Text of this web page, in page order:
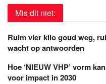
Mis dit niet:
Ruim vier kilo goud weg,
wacht op antwoorden
Hoe ‘NIEUW VHP’ vorm
voor impact in 2030